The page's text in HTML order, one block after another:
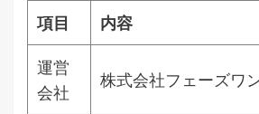
項目 内容
運営
会社
株式会社フェーズワ